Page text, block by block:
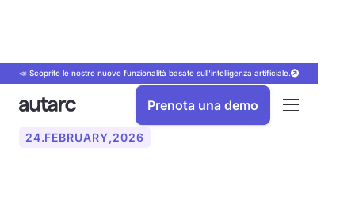
📣 Scoprite le nostre nuove funzionalità basate sull'intelligenza artificiale.
Prenota una demo
24.FEBRUARY,2026